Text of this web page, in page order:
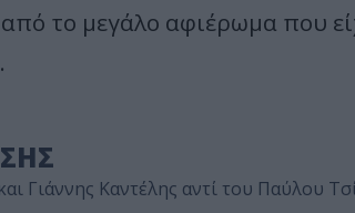
το μεγάλο αφιέρωμα που
Γιάννης Καντέλης αντί του Παύλου